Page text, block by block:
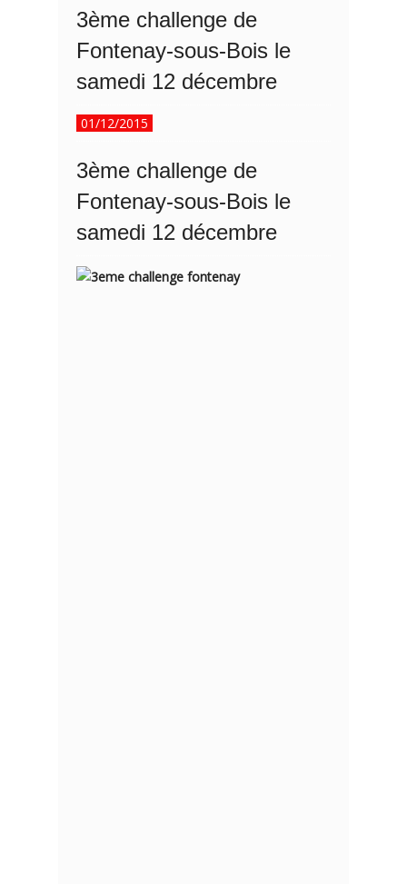
3ème challenge de
Fontenay-sous-Bois le
samedi 12 décembre
01/12/2015
3ème challenge de
Fontenay-sous-Bois le
samedi 12 décembre